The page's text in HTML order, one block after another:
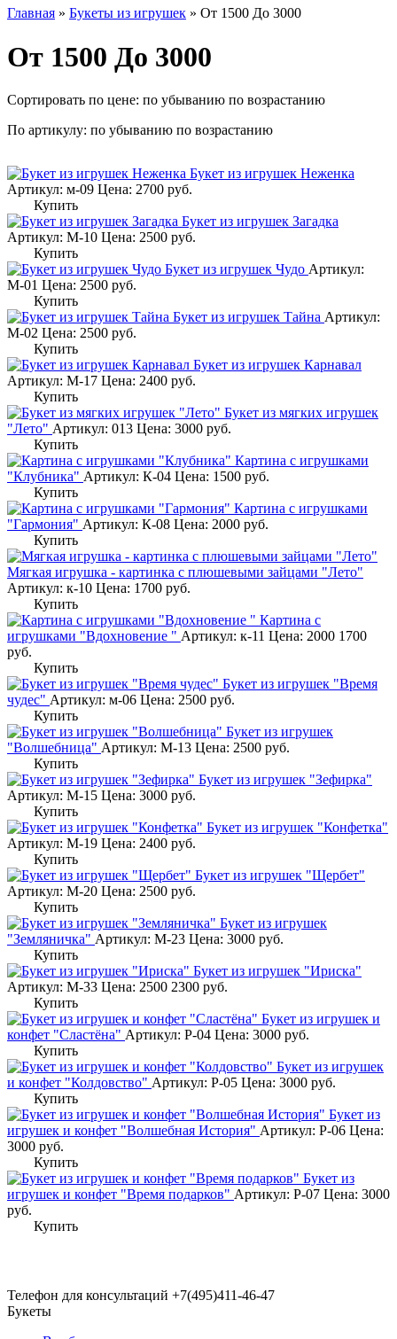
Главная » Букеты из игрушек » От 1500 До 3000
От 1500 До 3000
Сортировать по цене: по убыванию по возрастанию
По артикулу: по убыванию по возрастанию
Букет из игрушек Неженка
Артикул: м-09 Цена: 2700 руб.
Купить
Букет из игрушек Загадка
Артикул: М-10 Цена: 2500 руб.
Купить
Букет из игрушек Чудо Артикул:
М-01 Цена: 2500 руб.
Купить
Букет из игрушек Тайна Артикул:
М-02 Цена: 2500 руб.
Купить
Букет из игрушек Карнавал
Артикул: М-17 Цена: 2400 руб.
Купить
Букет из мягких игрушек
"Лето" Артикул: 013 Цена: 3000 руб.
Купить
Картина с игрушками
"Клубника" Артикул: К-04 Цена: 1500 руб.
Купить
Картина с игрушками
"Гармония" Артикул: К-08 Цена: 2000 руб.
Купить
Мягкая игрушка - картинка с плюшевыми зайцами "Лето"
Артикул: к-10 Цена: 1700 руб.
Купить
Картина с
игрушками "Вдохновение " Артикул: к-11 Цена: 2000 1700
руб.
Купить
Букет из игрушек "Время
чудес" Артикул: м-06 Цена: 2500 руб.
Купить
Букет из игрушек
"Волшебница" Артикул: М-13 Цена: 2500 руб.
Купить
Букет из игрушек "Зефирка"
Артикул: М-15 Цена: 3000 руб.
Купить
Букет из игрушек "Конфетка"
Артикул: М-19 Цена: 2400 руб.
Купить
Букет из игрушек "Щербет"
Артикул: М-20 Цена: 2500 руб.
Купить
Букет из игрушек
"Земляничка" Артикул: М-23 Цена: 3000 руб.
Купить
Букет из игрушек "Ириска"
Артикул: М-33 Цена: 2500 2300 руб.
Купить
Букет из игрушек и
конфет "Сластёна" Артикул: Р-04 Цена: 3000 руб.
Купить
Букет из игрушек
и конфет "Колдовство" Артикул: Р-05 Цена: 3000 руб.
Купить
Букет из
игрушек и конфет "Волшебная История" Артикул: Р-06 Цена:
3000 руб.
Купить
Букет из
игрушек и конфет "Время подарков" Артикул: Р-07 Цена: 3000
руб.
Купить
Телефон для консультаций +7(495)411-46-47
Букеты